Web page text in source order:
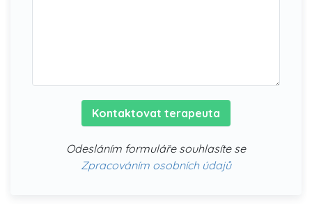
Kontaktovat terapeuta
Odesláním formuláře souhlasíte se
Zpracováním osobních údajů